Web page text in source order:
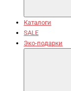
Каталоги
SALE
Эко-подарки